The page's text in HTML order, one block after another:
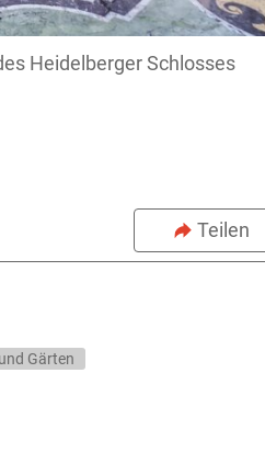
Heidelberger Schlosses
Teilen
Gärten